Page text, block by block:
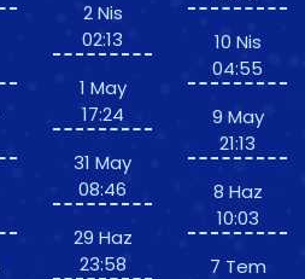
2 Nis
02:13
1 May
17:24
31 May
08:46
29 Haz
23:58
10 Nis
04:55
9 May
21:13
8 Haz
10:03
7 Tem